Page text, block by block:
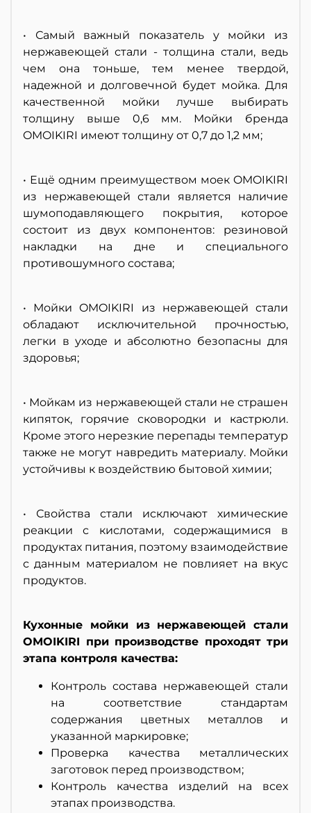
• Самый важный показатель у мойки из
нержавеющей стали - толщина стали, ведь
чем она тоньше, тем менее твердой,
надежной и долговечной будет мойка. Для
качественной мойки лучше выбирать
толщину выше 0,6 мм. Мойки бренда
OMOIKIRI имеют толщину от 0,7 до 1,2 мм;
• Ещё одним преимуществом моек OMOIKIRI
из нержавеющей стали является наличие
шумоподавляющего покрытия, которое
состоит из двух компонентов: резиновой
накладки на дне и специального
противошумного состава;
• Мойки OMOIKIRI из нержавеющей стали
обладают исключительной прочностью,
легки в уходе и абсолютно безопасны для
здоровья;
• Мойкам из нержавеющей стали не страшен
кипяток, горячие сковородки и кастрюли.
Кроме этого нерезкие перепады температур
также не могут навредить материалу. Мойки
устойчивы к воздействию бытовой химии;
• Свойства стали исключают химические
реакции с кислотами, содержащимися в
продуктах питания, поэтому взаимодействие
с данным материалом не повлияет на вкус
продуктов.
Кухонные мойки из нержавеющей стали
OMOIKIRI при производстве проходят три
этапа контроля качества:
Контроль состава нержавеющей стали
на соответствие стандартам
содержания цветных металлов и
указанной маркировке;
Проверка качества металлических
заготовок перед производством;
Контроль качества изделий на всех
этапах производства.